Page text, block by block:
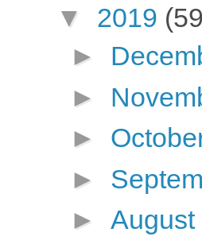
▼ 2019
►
►
►
►
► August